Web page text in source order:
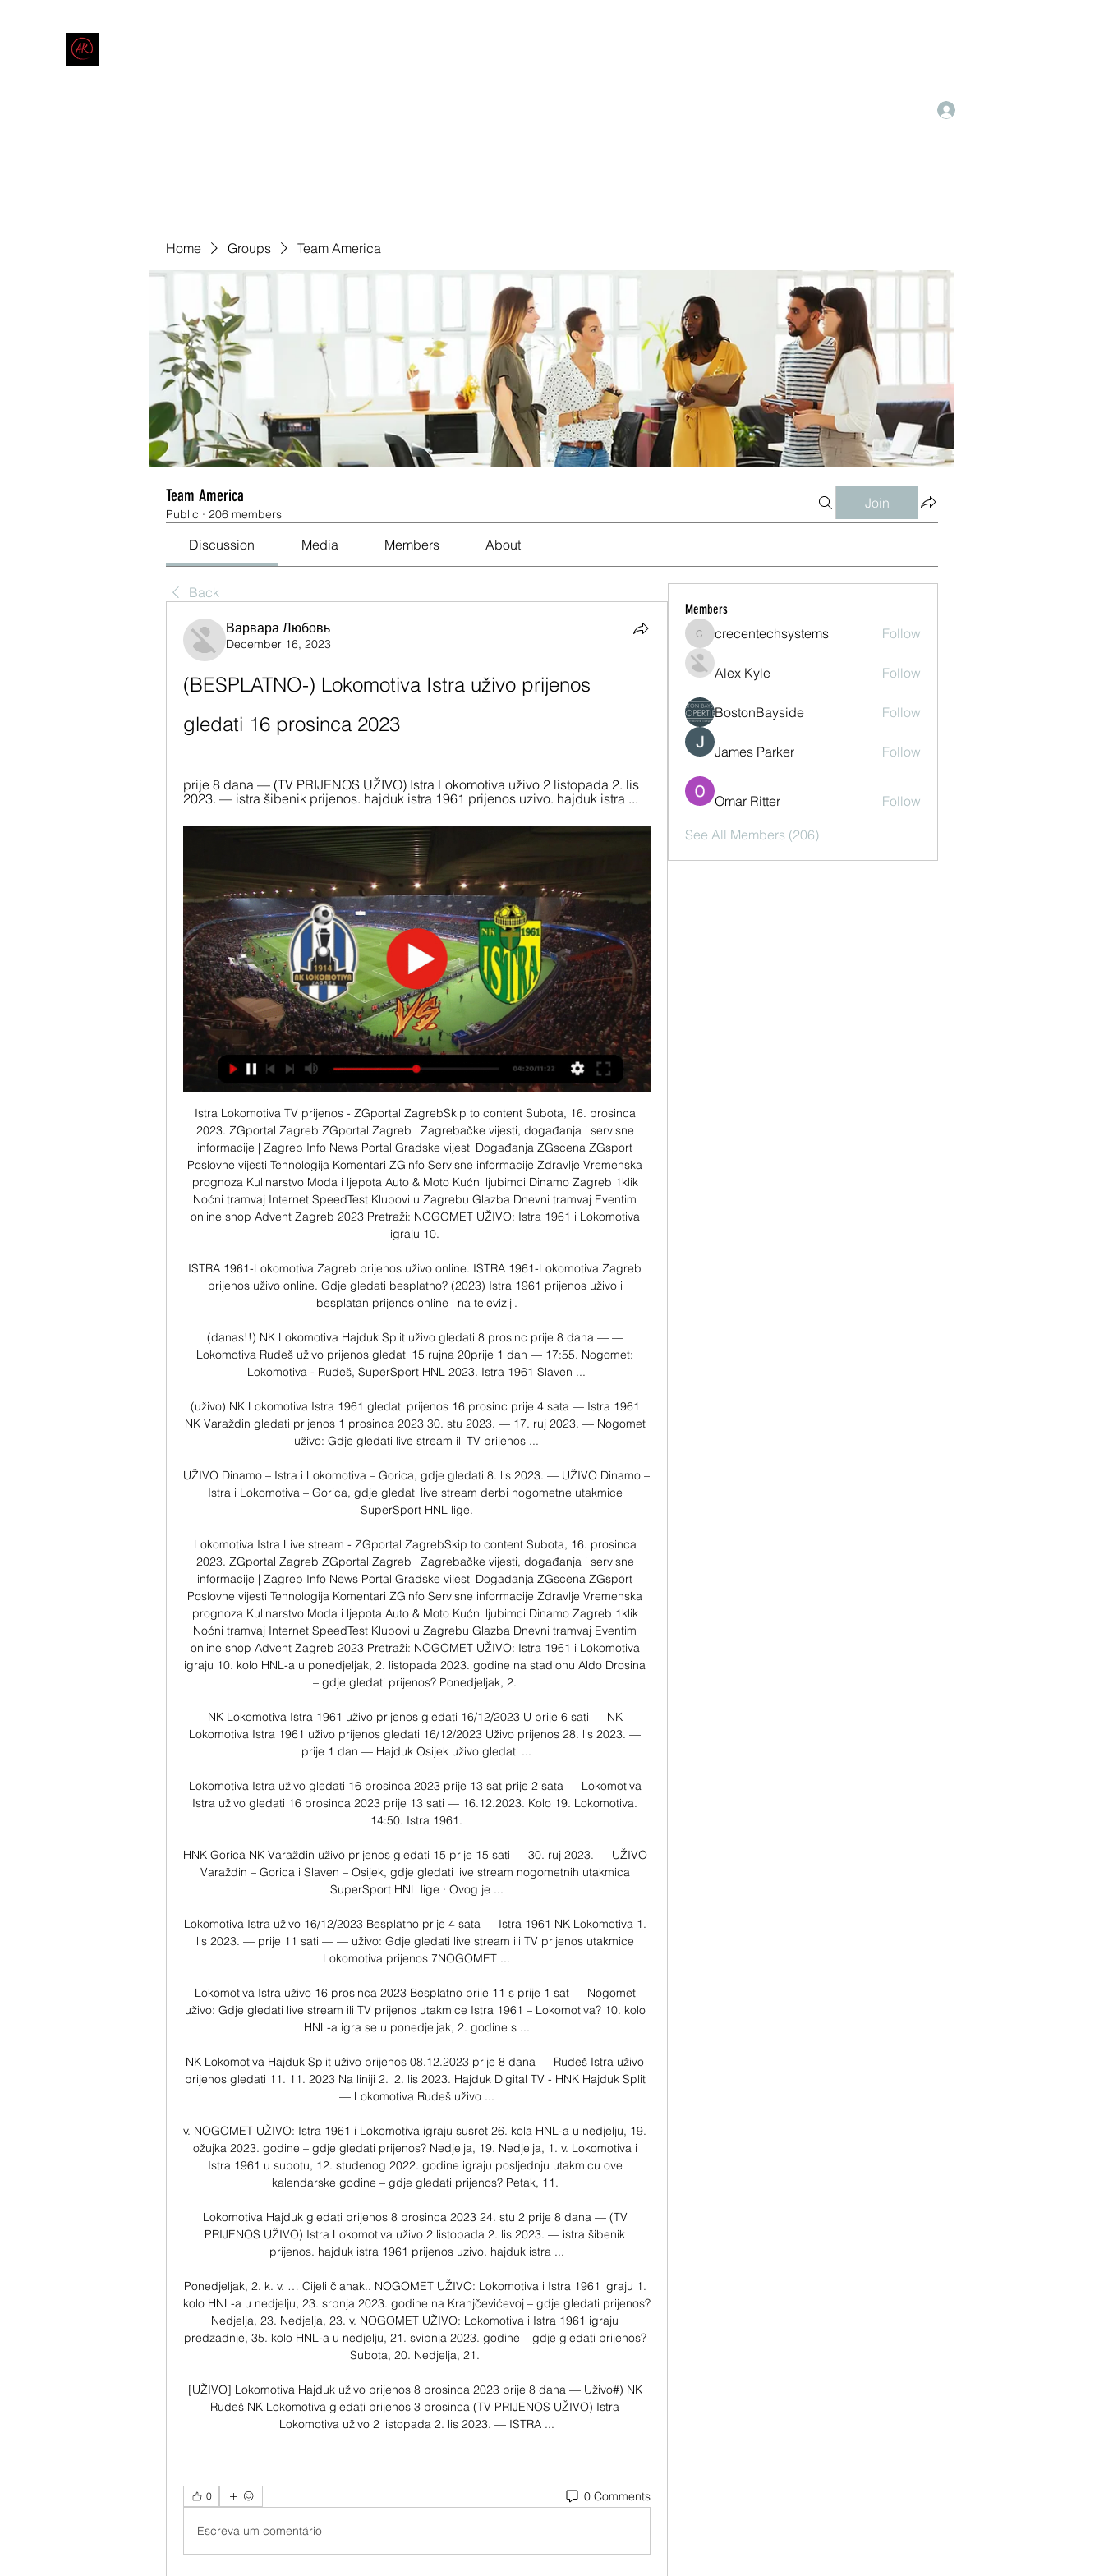
Home Groups Team America
Team America
Public · 206 members
Join
Discussion Media Members About
Back
Варвара Любовь
December 16, 2023
(BESPLATNO-) Lokomotiva Istra uživo prijenos
gledati 16 prosinca 2023
prije 8 dana — (TV PRIJENOS UŽIVO) Istra Lokomotiva uživo 2 listopada 2. lis
2023. — istra šibenik prijenos. hajduk istra 1961 prijenos uzivo. hajduk istra ...
Istra Lokomotiva TV prijenos - ZGportal ZagrebSkip to content Subota, 16. prosinca
2023. ZGportal Zagreb ZGportal Zagreb | Zagrebačke vijesti, događanja i servisne
informacije | Zagreb Info News Portal Gradske vijesti Događanja ZGscena ZGsport
Poslovne vijesti Tehnologija Komentari ZGinfo Servisne informacije Zdravlje Vremenska
prognoza Kulinarstvo Moda i ljepota Auto & Moto Kućni ljubimci Dinamo Zagreb 1klik
Noćni tramvaj Internet SpeedTest Klubovi u Zagrebu Glazba Dnevni tramvaj Eventim
online shop Advent Zagreb 2023 Pretraži: NOGOMET UŽIVO: Istra 1961 i Lokomotiva
igraju 10.
ISTRA 1961-Lokomotiva Zagreb prijenos uživo online. ISTRA 1961-Lokomotiva Zagreb
prijenos uživo online. Gdje gledati besplatno? (2023) Istra 1961 prijenos uživo i
besplatan prijenos online i na televiziji.
(danas!!) NK Lokomotiva Hajduk Split uživo gledati 8 prosinc prije 8 dana — —
Lokomotiva Rudeš uživo prijenos gledati 15 rujna 20prije 1 dan — 17:55. Nogomet:
Lokomotiva - Rudeš, SuperSport HNL 2023. Istra 1961 Slaven ...
(uživo) NK Lokomotiva Istra 1961 gledati prijenos 16 prosinc prije 4 sata — Istra 1961
NK Varaždin gledati prijenos 1 prosinca 2023 30. stu 2023. — 17. ruj 2023. — Nogomet
uživo: Gdje gledati live stream ili TV prijenos ...
UŽIVO Dinamo – Istra i Lokomotiva – Gorica, gdje gledati 8. lis 2023. — UŽIVO Dinamo –
Istra i Lokomotiva – Gorica, gdje gledati live stream derbi nogometne utakmice
SuperSport HNL lige.
Lokomotiva Istra Live stream - ZGportal ZagrebSkip to content Subota, 16. prosinca
2023. ZGportal Zagreb ZGportal Zagreb | Zagrebačke vijesti, događanja i servisne
informacije | Zagreb Info News Portal Gradske vijesti Događanja ZGscena ZGsport
Poslovne vijesti Tehnologija Komentari ZGinfo Servisne informacije Zdravlje Vremenska
prognoza Kulinarstvo Moda i ljepota Auto & Moto Kućni ljubimci Dinamo Zagreb 1klik
Noćni tramvaj Internet SpeedTest Klubovi u Zagrebu Glazba Dnevni tramvaj Eventim
online shop Advent Zagreb 2023 Pretraži: NOGOMET UŽIVO: Istra 1961 i Lokomotiva
igraju 10. kolo HNL-a u ponedjeljak, 2. listopada 2023. godine na stadionu Aldo Drosina
– gdje gledati prijenos? Ponedjeljak, 2.
NK Lokomotiva Istra 1961 uživo prijenos gledati 16/12/2023 U prije 6 sati — NK
Lokomotiva Istra 1961 uživo prijenos gledati 16/12/2023 Uživo prijenos 28. lis 2023. —
prije 1 dan — Hajduk Osijek uživo gledati ...
Lokomotiva Istra uživo gledati 16 prosinca 2023 prije 13 sat prije 2 sata — Lokomotiva
Istra uživo gledati 16 prosinca 2023 prije 13 sati — 16.12.2023. Kolo 19. Lokomotiva.
14:50. Istra 1961.
HNK Gorica NK Varaždin uživo prijenos gledati 15 prije 15 sati — 30. ruj 2023. — UŽIVO
Varaždin – Gorica i Slaven – Osijek, gdje gledati live stream nogometnih utakmica
SuperSport HNL lige · Ovog je ...
Lokomotiva Istra uživo 16/12/2023 Besplatno prije 4 sata — Istra 1961 NK Lokomotiva 1.
lis 2023. — prije 11 sati — — uživo: Gdje gledati live stream ili TV prijenos utakmice
Lokomotiva prijenos 7NOGOMET ...
Lokomotiva Istra uživo 16 prosinca 2023 Besplatno prije 11 s prije 1 sat — Nogomet
uživo: Gdje gledati live stream ili TV prijenos utakmice Istra 1961 – Lokomotiva? 10. kolo
HNL-a igra se u ponedjeljak, 2. godine s ...
NK Lokomotiva Hajduk Split uživo prijenos 08.12.2023 prije 8 dana — Rudeš Istra uživo
prijenos gledati 11. 11. 2023 Na liniji 2. l2. lis 2023. Hajduk Digital TV - HNK Hajduk Split
— Lokomotiva Rudeš uživo ...
v. NOGOMET UŽIVO: Istra 1961 i Lokomotiva igraju susret 26. kola HNL-a u nedjelju, 19.
ožujka 2023. godine – gdje gledati prijenos? Nedjelja, 19. Nedjelja, 1. v. Lokomotiva i
Istra 1961 u subotu, 12. studenog 2022. godine igraju posljednju utakmicu ove
kalendarske godine – gdje gledati prijenos? Petak, 11.
Lokomotiva Hajduk gledati prijenos 8 prosinca 2023 24. stu 2 prije 8 dana — (TV
PRIJENOS UŽIVO) Istra Lokomotiva uživo 2 listopada 2. lis 2023. — istra šibenik
prijenos. hajduk istra 1961 prijenos uzivo. hajduk istra ...
Ponedjeljak, 2. k. v. … Cijeli članak.. NOGOMET UŽIVO: Lokomotiva i Istra 1961 igraju 1.
kolo HNL-a u nedjelju, 23. srpnja 2023. godine na Kranjčevićevoj – gdje gledati prijenos?
Nedjelja, 23. Nedjelja, 23. v. NOGOMET UŽIVO: Lokomotiva i Istra 1961 igraju
predzadnje, 35. kolo HNL-a u nedjelju, 21. svibnja 2023. godine – gdje gledati prijenos?
Subota, 20. Nedjelja, 21.
[UŽIVO] Lokomotiva Hajduk uživo prijenos 8 prosinca 2023 prije 8 dana — Uživo#) NK
Rudeš NK Lokomotiva gledati prijenos 3 prosinca (TV PRIJENOS UŽIVO) Istra
Lokomotiva uživo 2 listopada 2. lis 2023. — ISTRA ...
0 0 Comments
Escreva um comentário
Members
crecentechsystems
crecentechsystems Follow
Alex Kyle Follow
BostonBayside Follow
James Parker Follow
Omar Ritter Follow
See All Members (206)